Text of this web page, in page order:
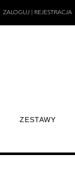
ZALOGUJ | REJESTRACJA
ZESTAWY